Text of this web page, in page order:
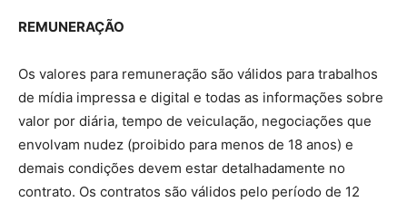
REMUNERAÇÃO
Os valores para remuneração são válidos para trabalhos
de mídia impressa e digital e todas as informações sobre
valor por diária, tempo de veiculação, negociações que
envolvam nudez (proibido para menos de 18 anos) e
demais condições devem estar detalhadamente no
contrato. Os contratos são válidos pelo período de 12